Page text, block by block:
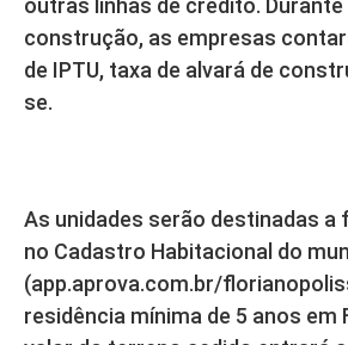
outras linhas de crédito. Durante
construção, as empresas
de IPTU, taxa de alvará de
se.
As unidades serão destinadas
no Cadastro Habitacional do
(app.aprova.com.br/
residência mínima de 5 anos em